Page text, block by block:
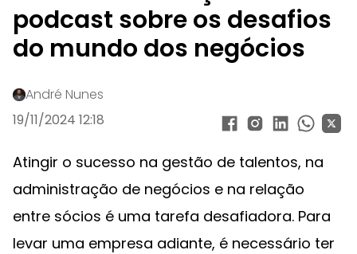
podcast sobre os desafios
do mundo dos negócios
André Nunes
19/11/2024 12:18
Atingir o sucesso na gestão de talentos, na
administração de negócios e na relação
entre sócios é uma tarefa desafiadora. Para
levar uma empresa adiante, é necessário ter